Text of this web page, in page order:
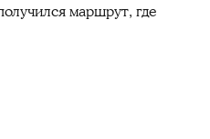
маршрут, где